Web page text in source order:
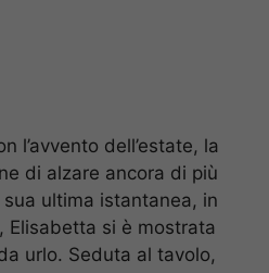
l’avvento dell’estate, la
di alzare ancora di più
ultima istantanea, in
Elisabetta si è mostrata
urlo. Seduta al tavolo,